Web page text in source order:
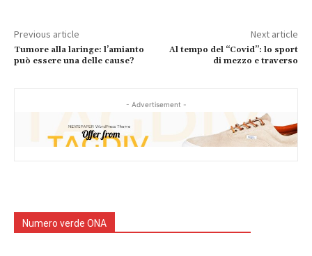
Previous article
Tumore alla laringe: l’amianto
può essere una delle cause?
Next article
Al tempo del “Covid”: lo sport
di mezzo e traverso
- Advertisement -
Numero verde ONA